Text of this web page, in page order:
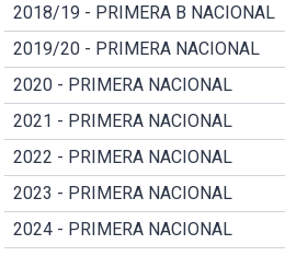
2018/19 - PRIMERA B NACIONAL
2019/20 - PRIMERA NACIONAL
2020 - PRIMERA NACIONAL
2021 - PRIMERA NACIONAL
2022 - PRIMERA NACIONAL
2023 - PRIMERA NACIONAL
2024 - PRIMERA NACIONAL